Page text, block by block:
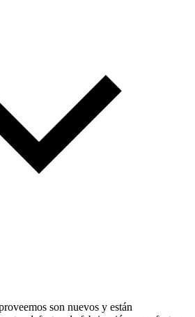
son nuevos y están